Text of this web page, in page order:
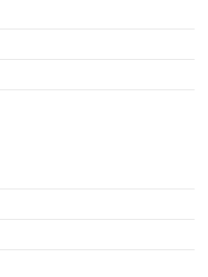
के जिला प्रबंधक पर केस दर्ज, फरार;